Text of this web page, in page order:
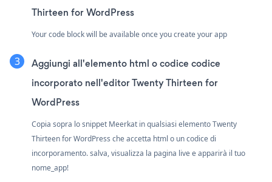
Thirteen for WordPress
Your code block will be available once you create your app
Aggiungi all'elemento html o codice codice
incorporato nell'editor Twenty Thirteen for
WordPress
Copia sopra lo snippet Meerkat in qualsiasi elemento Twenty
Thirteen for WordPress che accetta html o un codice di
incorporamento. salva, visualizza la pagina live e apparirà il tuo
nome_app!